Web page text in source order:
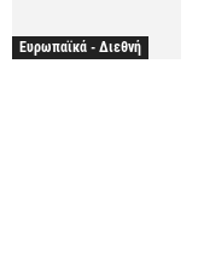
Ευρωπαϊκά - Διεθνή